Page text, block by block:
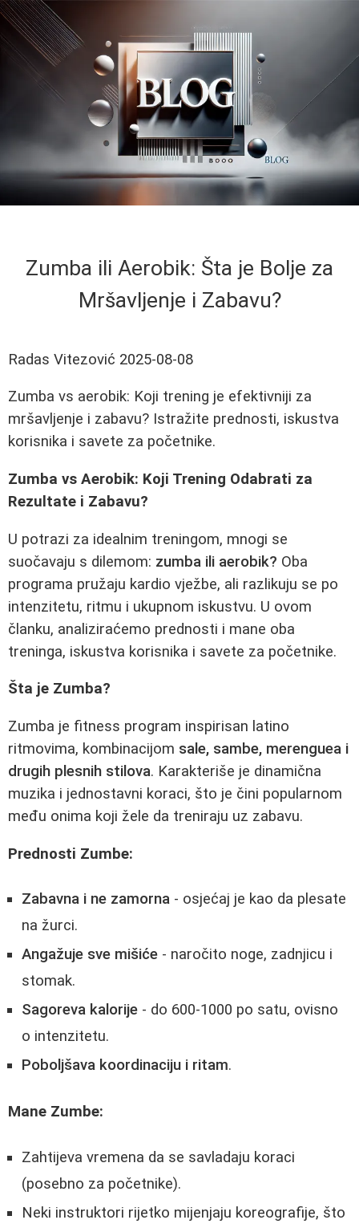
Zumba ili Aerobik: Šta je Bolje za
Mršavljenje i Zabavu?
Radas Vitezović 2025-08-08
Zumba vs aerobik: Koji trening je efektivniji za
mršavljenje i zabavu? Istražite prednosti, iskustva
korisnika i savete za početnike.
Zumba vs Aerobik: Koji Trening Odabrati za
Rezultate i Zabavu?
U potrazi za idealnim treningom, mnogi se
suočavaju s dilemom: zumba ili aerobik? Oba
programa pružaju kardio vježbe, ali razlikuju se po
intenzitetu, ritmu i ukupnom iskustvu. U ovom
članku, analiziraćemo prednosti i mane oba
treninga, iskustva korisnika i savete za početnike.
Šta je Zumba?
Zumba je fitness program inspirisan latino
ritmovima, kombinacijom sale, sambе, merenguea i
drugih plesnih stilova. Karakteriše je dinamična
muzika i jednostavni koraci, što je čini popularnom
među onima koji žele da treniraju uz zabavu.
Prednosti Zumbe:
Zabavna i ne zamorna - osjećaj je kao da plesate
na žurci.
Angažuje sve mišiće - naročito noge, zadnjicu i
stomak.
Sagoreva kalorije - do 600-1000 po satu, ovisno
o intenzitetu.
Poboljšava koordinaciju i ritam.
Mane Zumbe:
Zahtijeva vremena da se savladaju koraci
(posebno za početnike).
Neki instruktori rijetko mijenjaju koreografije, što